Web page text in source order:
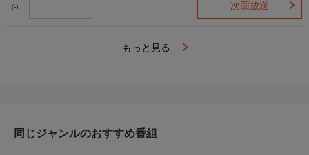
(-) 次回放送
もっと見る
同じジャンルのおすすめ番組